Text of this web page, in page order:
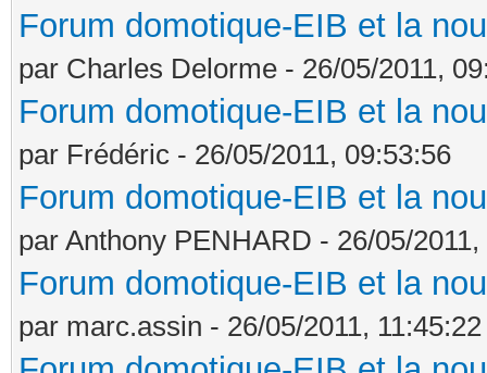
Forum domotique-EIB et la
par Charles Delorme - 26/05/2011,
Forum domotique-EIB et la
par Frédéric - 26/05/2011, 09:53:56
Forum domotique-EIB et la
par Anthony PENHARD - 26/05/
Forum domotique-EIB et la
par marc.assin - 26/05/2011, 11:45:22